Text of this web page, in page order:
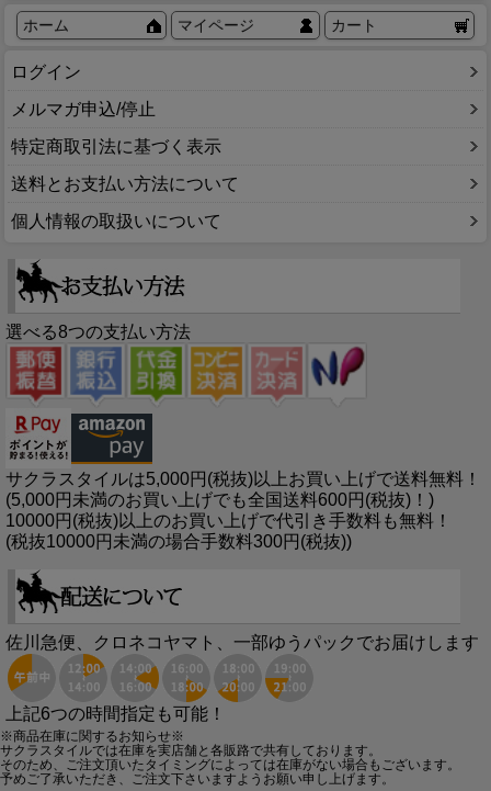
ホーム マイページ カート
ログイン
メルマガ申込/停止
特定商取引法に基づく表示
送料とお支払い方法について
個人情報の取扱いについて
選べる8つの支払い方法
サクラスタイルは5,000円(税抜)以上お買い上げで送料無料！
(5,000円未満のお買い上げでも全国送料600円(税抜)！)
10000円(税抜)以上のお買い上げで代引き手数料も無料！
(税抜10000円未満の場合手数料300円(税抜))
佐川急便、クロネコヤマト、一部ゆうパックでお届けします
上記6つの時間指定も可能！
※商品在庫に関するお知らせ※
サクラスタイルでは在庫を実店舗と各販路で共有しております。
そのため、ご注文頂いたタイミングによっては在庫がない場合もございます。
予めご了承いただき、ご注文下さいますようお願い申し上げます。